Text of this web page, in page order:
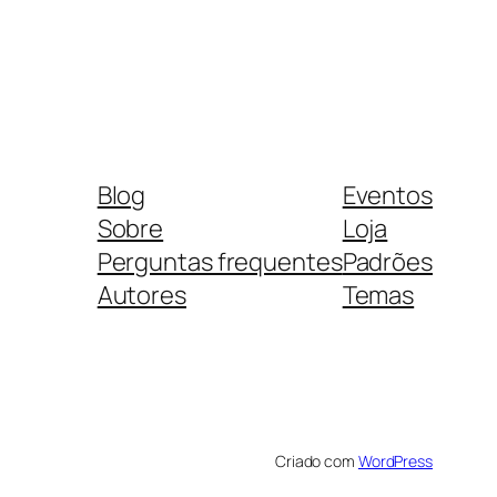
Blog
Sobre
Perguntas frequentes
Autores
Eventos
Loja
Padrões
Temas
Criado com WordPress